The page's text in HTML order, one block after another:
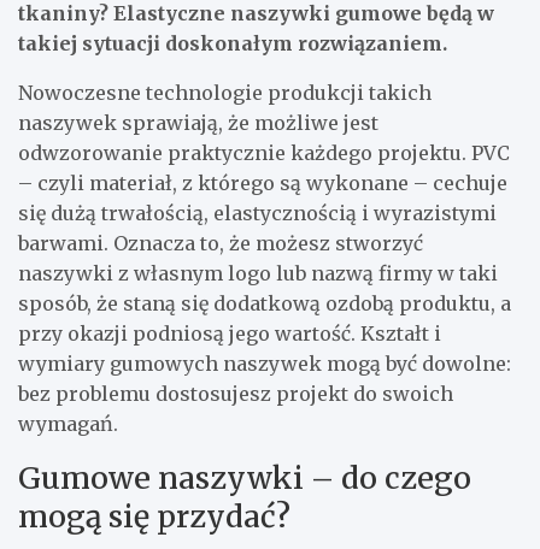
tkaniny? Elastyczne naszywki gumowe będą w
takiej sytuacji doskonałym rozwiązaniem.
Nowoczesne technologie produkcji takich
naszywek sprawiają, że możliwe jest
odwzorowanie praktycznie każdego projektu. PVC
– czyli materiał, z którego są wykonane – cechuje
się dużą trwałością, elastycznością i wyrazistymi
barwami. Oznacza to, że możesz stworzyć
naszywki z własnym logo lub nazwą firmy w taki
sposób, że staną się dodatkową ozdobą produktu, a
przy okazji podniosą jego wartość. Kształt i
wymiary gumowych naszywek mogą być dowolne:
bez problemu dostosujesz projekt do swoich
wymagań.
Gumowe naszywki – do czego
mogą się przydać?